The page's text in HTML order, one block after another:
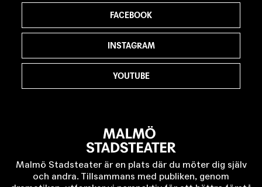
Malmö Stadsteater är en plats där du möter dig själv
och andra. Tillsammans med publiken, genom
FACEBOOK
INSTAGRAM
YOUTUBE